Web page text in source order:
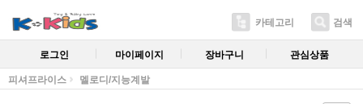
카테고리 검색
로그인 마이페이지 장바구니 관심상품
피셔프라이스 멜로디/지능계발